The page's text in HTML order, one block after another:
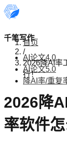
千笔写作
AI论文4.0
AI论文5.0
降AI率/重复
首页
/
2026降AI率
行！
2026降
率软件